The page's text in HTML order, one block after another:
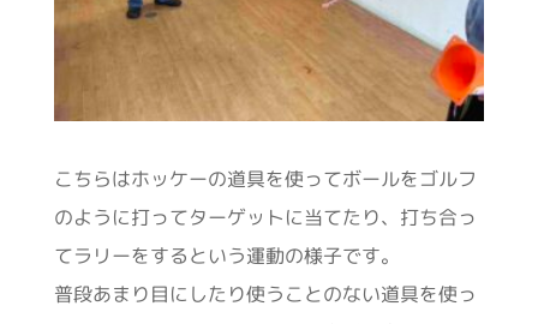
こちらはホッケーの道具を使ってボールをゴルフ
のように打ってターゲットに当てたり、打ち合っ
てラリーをするという運動の様子です。
普段あまり目にしたり使うことのない道具を使っ